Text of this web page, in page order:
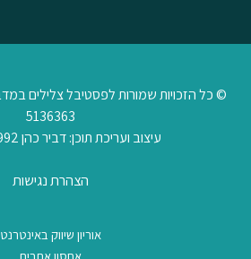
5136363
עיצוב ועריכת תוכן: דביר כהן 050-9770992
הצהרת נגישות
אוריון שיווק באינטרנט